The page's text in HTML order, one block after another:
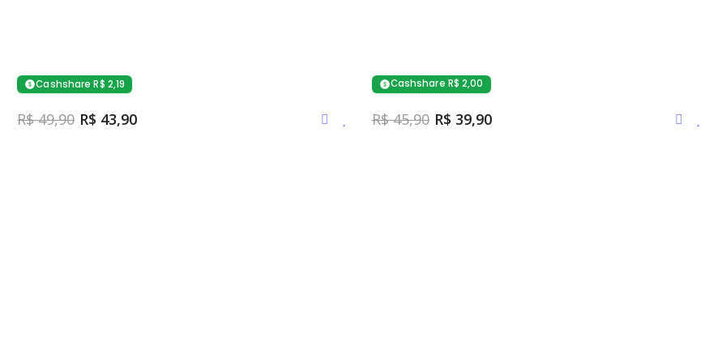
Cashshare R$ 2,19
R$ 49,90 R$ 43,90
Cashshare R$ 2,00
R$ 45,90 R$ 39,90